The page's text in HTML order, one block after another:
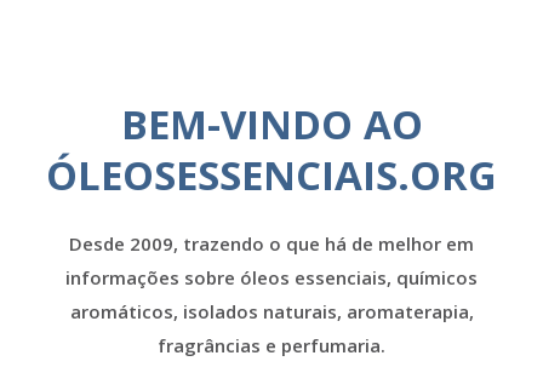
BEM-VINDO AO
ÓLEOSESSENCIAIS.ORG
Desde 2009, trazendo o que há de melhor em
informações sobre óleos essenciais, químicos
aromáticos, isolados naturais, aromaterapia,
fragrâncias e perfumaria.